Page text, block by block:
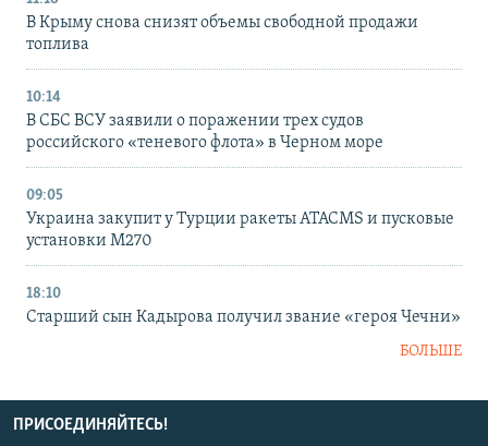
В Крыму снова снизят объемы свободной продажи
топлива
10:14
В СБС ВСУ заявили о поражении трех судов
российского «теневого флота» в Черном море
09:05
Украина закупит у Турции ракеты ATACMS и пусковые
установки M270
18:10
Старший сын Кадырова получил звание «героя Чечни»
БОЛЬШЕ
ПРИСОЕДИНЯЙТЕСЬ!